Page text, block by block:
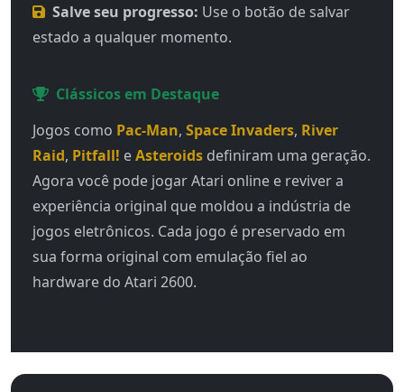
Salve seu progresso: Use o botão de salvar
estado a qualquer momento.
Clássicos em Destaque
Jogos como Pac-Man, Space Invaders, River
Raid, Pitfall! eAsteroids definiram uma geração.
Agora você pode jogar Atari online e reviver a
experiência original que moldou a indústria de
jogos eletrônicos. Cada jogo é preservado em
sua forma original com emulação fiel ao
hardware do Atari 2600.